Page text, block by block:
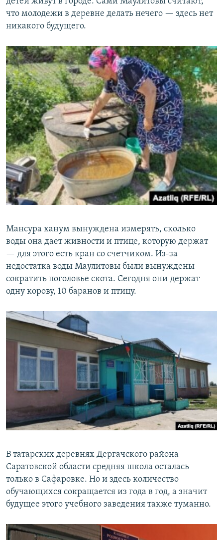
что молодежи в деревне делать нечего — здесь нет
никакого будущего.
Мансура ханум вынуждена измерять, сколько
воды она дает живности и птице, которую держат
— для этого есть кран со счетчиком. Из-за
недостатка воды Маулитовы были вынуждены
сократить поголовье скота. Сегодня они держат
одну корову, 10 баранов и птицу.
В татарских деревнях Дергачского района
Саратовской области средняя школа осталась
только в Сафаровке. Но и здесь количество
обучающихся сокращается из года в год, а значит
будущее этого учебного заведения также туманно.